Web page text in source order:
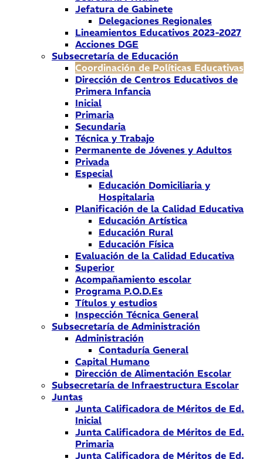
Jefatura de Gabinete
Delegaciones Regionales
Lineamientos Educativos 2023-2027
Acciones DGE
Subsecretaría de Educación
Coordinación de Políticas Educativas
Dirección de Centros Educativos de
Primera Infancia
Inicial
Primaria
Secundaria
Técnica y Trabajo
Permanente de Jóvenes y Adultos
Privada
Especial
Educación Domiciliaria y
Hospitalaria
Planificación de la Calidad Educativa
Educación Artística
Educación Rural
Educación Física
Evaluación de la Calidad Educativa
Superior
Acompañamiento escolar
Programa P.O.D.Es
Títulos y estudios
Inspección Técnica General
Subsecretaría de Administración
Administración
Contaduría General
Capital Humano
Dirección de Alimentación Escolar
Subsecretaría de Infraestructura Escolar
Juntas
Junta Calificadora de Méritos de Ed.
Inicial
Junta Calificadora de Méritos de Ed.
Primaria
Junta Calificadora de Méritos de Ed.